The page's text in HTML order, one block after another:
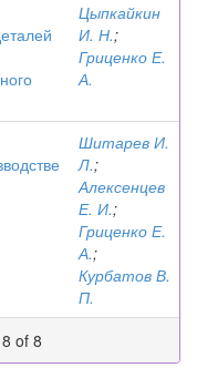
Цыпкайкин
И. Н.;
Гриценко Е.
А.
Шитарев И.
Л.;
Алексенцев
Е. И.;
Гриценко Е.
А.;
Курбатов В.
П.
of 8